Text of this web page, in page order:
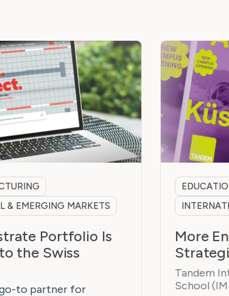
& EMERGING MARKETS
Portfolio Is
the Swiss
to partner for
More
Tandem
School